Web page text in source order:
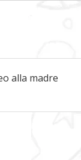
alla madre